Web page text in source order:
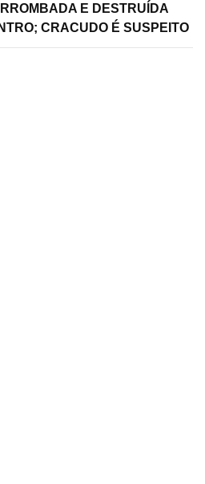
E DESTRUÍDA
CRACUDO É SUSPEITO